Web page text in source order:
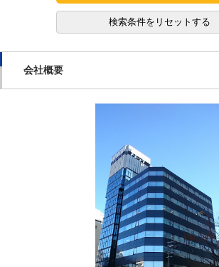
検索条件をリセットする
会社概要